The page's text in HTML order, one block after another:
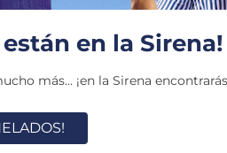
en la Sirena!
más... ¡en la Sirena